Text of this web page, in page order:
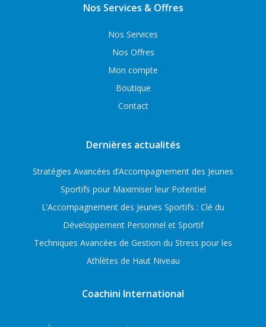
Nos Services & Offres
Nos Services
Nos Offres
Mon compte
Boutique
Contact
Dernières actualités
Stratégies Avancées d’Accompagnement des Jeunes
Sportifs pour Maximiser leur Potentiel
L’Accompagnement des Jeunes Sportifs : Clé du
Développement Personnel et Sportif
Techniques Avancées de Gestion du Stress pour les
Athlètes de Haut Niveau
Coachini International